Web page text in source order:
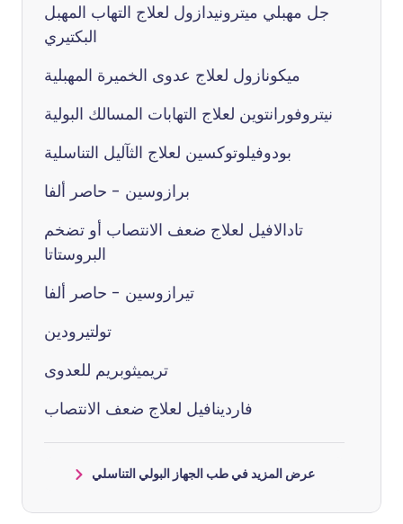
جل مهبلي ميترونيدازول لعلاج التهاب المهبل
البكتيري
ميكونازول لعلاج عدوى الخميرة المهبلية
نيتروفورانتوين لعلاج التهابات المسالك البولية
بودوفيلوتوكسين لعلاج الثآليل التناسلية
برازوسين - حاصر ألفا
تادالافيل لعلاج ضعف الانتصاب أو تضخم
البروستاتا
تيرازوسين - حاصر ألفا
تولتيرودين
تريميثوبريم للعدوى
فاردينافيل لعلاج ضعف الانتصاب
عرض المزيد في طب الجهاز البولي التناسلي